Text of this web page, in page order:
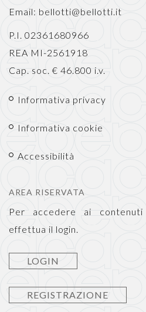
Email: bellotti@bellotti.it
P.I. 02361680966
REA MI-2561918
Cap. soc. € 46.800 i.v.
Informativa privacy
Informativa cookie
Accessibilità
AREA RISERVATA
Per accedere ai
effettua il login.
LOGIN
REGISTRAZIONE